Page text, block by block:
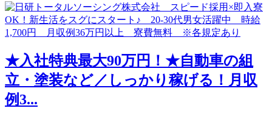
★入社特典最大90万円！★自動車の組
立・塗装など／しっかり稼げる！月収
例3...